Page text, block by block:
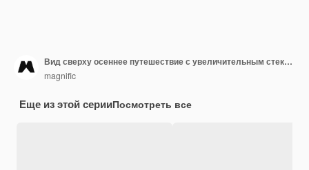
Вид сверху осеннее путешествие с увеличительным стеклом
magnific
Еще из этой серииПосмотреть все